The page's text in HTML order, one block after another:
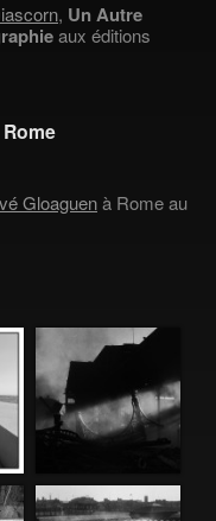
, Un Autre
aux éditions
Gloaguenà Rome au